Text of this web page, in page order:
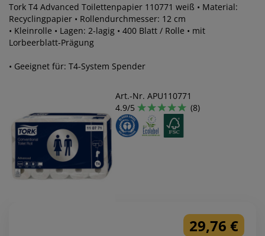
Tork T4 Advanced Toilettenpapier 110771 weiß • Material:
Recyclingpapier • Rollendurchmesser: 12 cm
• Kleinrolle • Lagen: 2-lagig • 400 Blatt / Rolle • mit
Lorbeerblatt-Prägung
• Geeignet für: T4-System Spender
Art.-Nr. APU110771
4.9/5
(8)
29,76 €